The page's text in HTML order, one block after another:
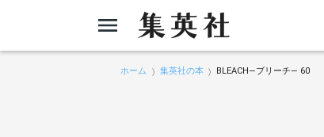
ホーム 集英社の本 BLEACH―ブリーチ― 60